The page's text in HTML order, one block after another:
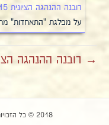
רובנה ההנהגה הציונית 15ב
על מפלגת "התאחדות"
→ רובנה ההנהגה
2018 © כל הזכויות שמורות ליוסי עופר "גולה ותקומה"